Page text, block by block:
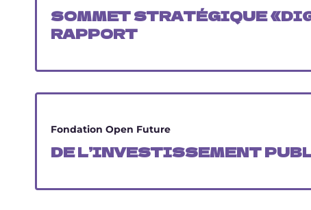
SOMMET STRATÉGIQUE
RAPPORT
Fondation Open Future
DE L’INVESTISSEMENT